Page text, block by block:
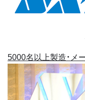
5000名以上製造・メ